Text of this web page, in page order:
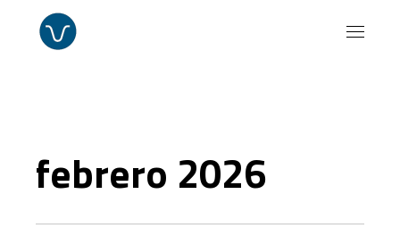
content
febrero 2026